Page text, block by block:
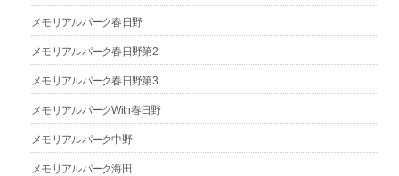
メモリアルパーク春日野
メモリアルパーク春日野第2
メモリアルパーク春日野第3
メモリアルパークWith春日野
メモリアルパーク中野
メモリアルパーク海田